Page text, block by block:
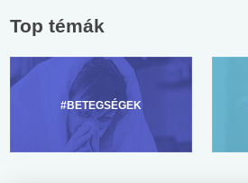
Top témák
#BETEGSÉGEK